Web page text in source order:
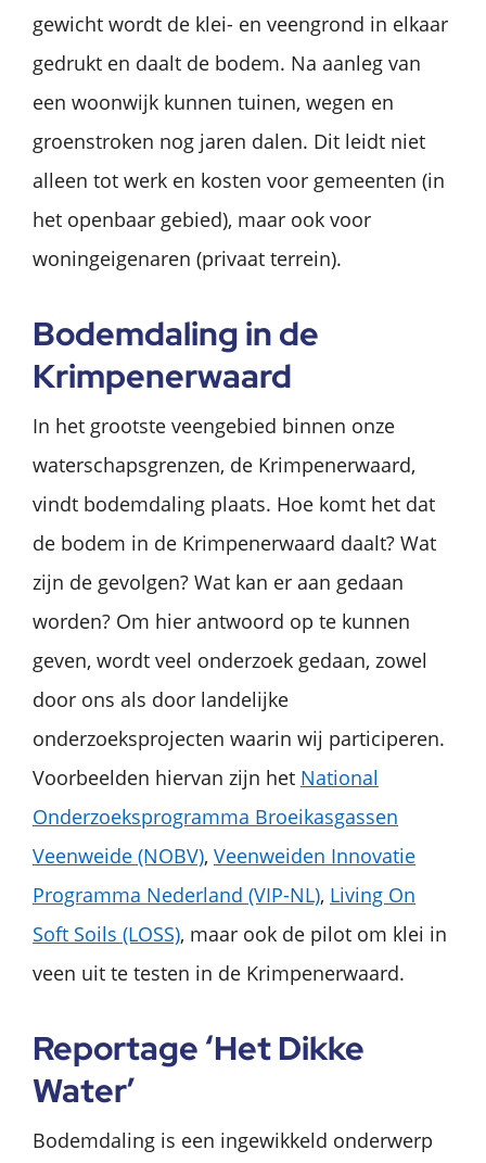
gewicht wordt de klei- en veengrond in elkaar
gedrukt en daalt de bodem. Na aanleg van
een woonwijk kunnen tuinen, wegen en
groenstroken nog jaren dalen. Dit leidt niet
alleen tot werk en kosten voor gemeenten (in
het openbaar gebied), maar ook voor
woningeigenaren (privaat terrein).
Bodemdaling in de
Krimpenerwaard
In het grootste veengebied binnen onze
waterschapsgrenzen, de Krimpenerwaard,
vindt bodemdaling plaats. Hoe komt het dat
de bodem in de Krimpenerwaard daalt? Wat
zijn de gevolgen? Wat kan er aan gedaan
worden? Om hier antwoord op te kunnen
geven, wordt veel onderzoek gedaan, zowel
door ons als door landelijke
onderzoeksprojecten waarin wij participeren.
Voorbeelden hiervan zijn het National
Onderzoeksprogramma Broeikasgassen
Veenweide (NOBV), Veenweiden Innovatie
Programma Nederland (VIP-NL), Living On
Soft Soils (LOSS), maar ook de pilot om klei in
veen uit te testen in de Krimpenerwaard.
Reportage ‘Het Dikke
Water’
Bodemdaling is een ingewikkeld onderwerp